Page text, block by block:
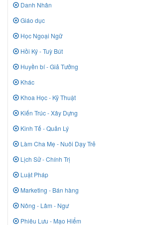
Danh Nhân
Giáo dục
Học Ngoại Ngữ
Hồi Ký - Tuỳ Bút
Huyền bí - Giả Tưởng
Khác
Khoa Học - Kỹ Thuật
Kiến Trúc - Xây Dựng
Kinh Tế - Quản Lý
Làm Cha Mẹ - Nuôi Dạy Trẻ
Lịch Sử - Chính Trị
Luật Pháp
Marketing - Bán hàng
Nông - Lâm - Ngư
Phiêu Lưu - Mạo Hiểm